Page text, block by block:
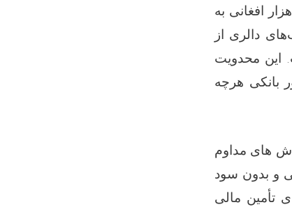
هزار افغانی به
دالری از
این محدویت
بانکی هرچه
های مداوم
و بدون سود
تأمین مالی